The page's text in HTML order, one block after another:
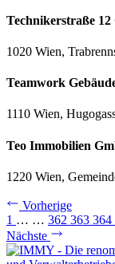
Technikerstraße 12
1020 Wien,
Teamwork
1110 Wien,
Teo Immobilien
1220 Wien,
Vorherige
1 … … 362 363 364
Nächste